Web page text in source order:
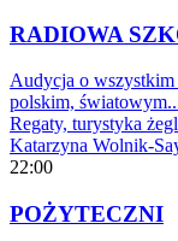
RADIOWA
Audycja o wszystkim
polskim,
Regaty, turystyka
Katarzyna Wolnik-
22:00
POŻYTECZNI